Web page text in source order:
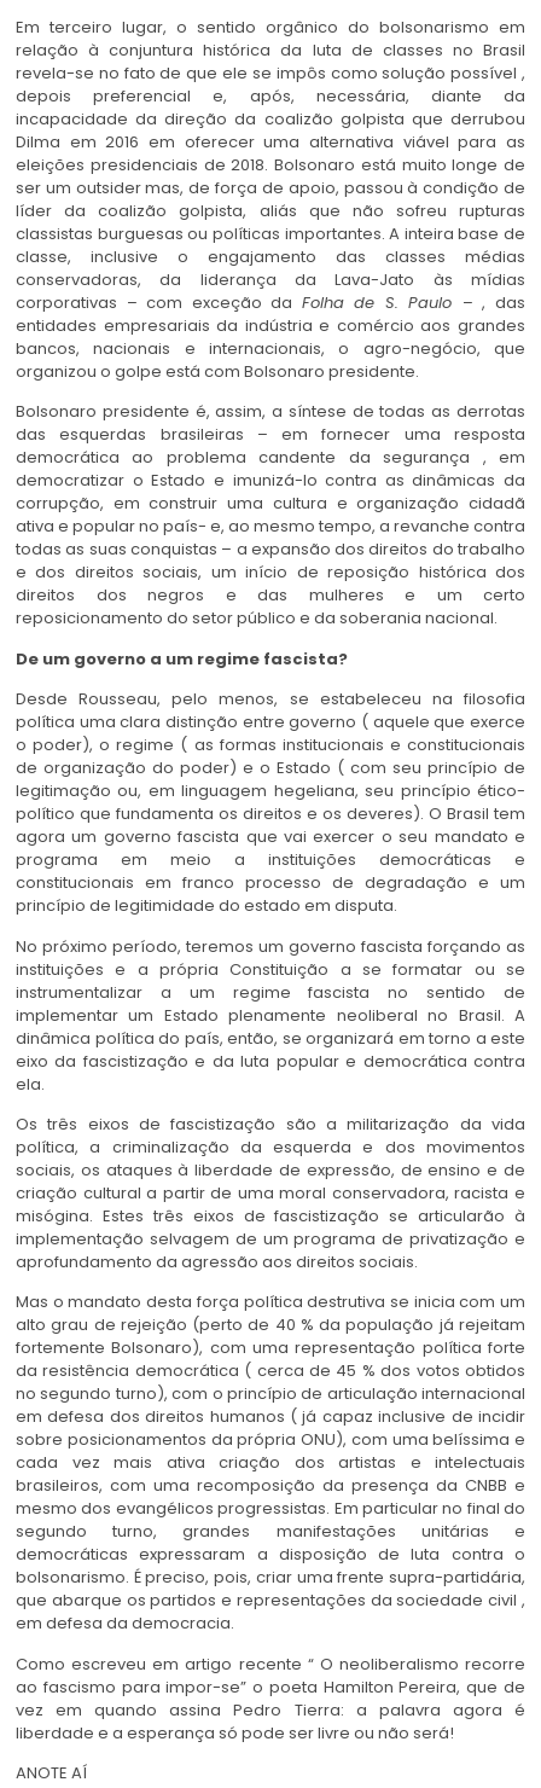
Em terceiro lugar, o sentido orgânico do bolsonarismo em
relação à conjuntura histórica da luta de classes no Brasil
revela-se no fato de que ele se impôs como solução possível ,
depois preferencial e, após, necessária, diante da
incapacidade da direção da coalizão golpista que derrubou
Dilma em 2016 em oferecer uma alternativa viável para as
eleições presidenciais de 2018. Bolsonaro está muito longe de
ser um outsider mas, de força de apoio, passou à condição de
líder da coalizão golpista, aliás que não sofreu rupturas
classistas burguesas ou políticas importantes. A inteira base de
classe, inclusive o engajamento das classes médias
conservadoras, da liderança da Lava-Jato às mídias
corporativas – com exceção da Folha de S. Paulo – , das
entidades empresariais da indústria e comércio aos grandes
bancos, nacionais e internacionais, o agro-negócio, que
organizou o golpe está com Bolsonaro presidente.
Bolsonaro presidente é, assim, a síntese de todas as derrotas
das esquerdas brasileiras – em fornecer uma resposta
democrática ao problema candente da segurança , em
democratizar o Estado e imunizá-lo contra as dinâmicas da
corrupção, em construir uma cultura e organização cidadã
ativa e popular no país- e, ao mesmo tempo, a revanche contra
todas as suas conquistas – a expansão dos direitos do trabalho
e dos direitos sociais, um início de reposição histórica dos
direitos dos negros e das mulheres e um certo
reposicionamento do setor público e da soberania nacional.
De um governo a um regime fascista?
Desde Rousseau, pelo menos, se estabeleceu na filosofia
política uma clara distinção entre governo ( aquele que exerce
o poder), o regime ( as formas institucionais e constitucionais
de organização do poder) e o Estado ( com seu princípio de
legitimação ou, em linguagem hegeliana, seu princípio ético-
político que fundamenta os direitos e os deveres). O Brasil tem
agora um governo fascista que vai exercer o seu mandato e
programa em meio a instituições democráticas e
constitucionais em franco processo de degradação e um
princípio de legitimidade do estado em disputa.
No próximo período, teremos um governo fascista forçando as
instituições e a própria Constituição a se formatar ou se
instrumentalizar a um regime fascista no sentido de
implementar um Estado plenamente neoliberal no Brasil. A
dinâmica política do país, então, se organizará em torno a este
eixo da fascistização e da luta popular e democrática contra
ela.
Os três eixos de fascistização são a militarização da vida
política, a criminalização da esquerda e dos movimentos
sociais, os ataques à liberdade de expressão, de ensino e de
criação cultural a partir de uma moral conservadora, racista e
misógina. Estes três eixos de fascistização se articularão à
implementação selvagem de um programa de privatização e
aprofundamento da agressão aos direitos sociais.
Mas o mandato desta força política destrutiva se inicia com um
alto grau de rejeição (perto de 40 % da população já rejeitam
fortemente Bolsonaro), com uma representação política forte
da resistência democrática ( cerca de 45 % dos votos obtidos
no segundo turno), com o princípio de articulação internacional
em defesa dos direitos humanos ( já capaz inclusive de incidir
sobre posicionamentos da própria ONU), com uma belíssima e
cada vez mais ativa criação dos artistas e intelectuais
brasileiros, com uma recomposição da presença da CNBB e
mesmo dos evangélicos progressistas. Em particular no final do
segundo turno, grandes manifestações unitárias e
democráticas expressaram a disposição de luta contra o
bolsonarismo. É preciso, pois, criar uma frente supra-partidária,
que abarque os partidos e representações da sociedade civil ,
em defesa da democracia.
Como escreveu em artigo recente “ O neoliberalismo recorre
ao fascismo para impor-se” o poeta Hamilton Pereira, que de
vez em quando assina Pedro Tierra: a palavra agora é
liberdade e a esperança só pode ser livre ou não será!
ANOTE AÍ